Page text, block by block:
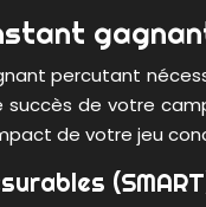
percutant
de votre
de votre jeu